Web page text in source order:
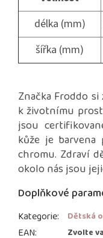
délka (mm)
šířka (mm)
Značka Froddo
k životnímu
jsou
kůže je
chromu. Zdraví
okolo nás jsou
Doplňkové
Kategorie: Dětská
EAN: Zvolte